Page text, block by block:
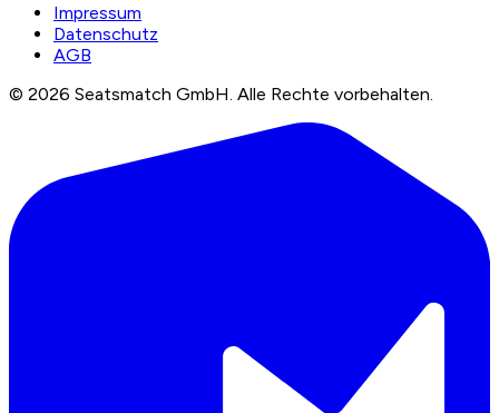
Impressum
Datenschutz
AGB
© 2026 Seatsmatch GmbH. Alle Rechte vorbehalten.